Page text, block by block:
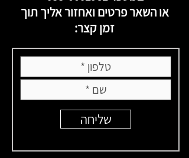
או השאר פרטים ואחזור אליך תוך
זמן קצר:
שליחה